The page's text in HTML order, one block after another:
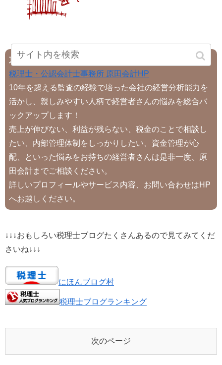
京都市の税理士・公認会計士事務所 原田会計のご紹介
税理士・公認会計士事務所 原田会計HP
10年を超える監査の経験で培った会社の経営分析能力を
活かし、親しみやすい人柄で経営者さんの悩みを総合バ
ックアップします！
売上が伸びない、利益が残らない、税金のことで相談し
たい、内部管理体制をしっかりしたい、資金管理が心
配、といった悩みをお持ちの経営者さんは是非一度、原
田会計までご相談ください。
詳しいプロフィールやサービス内容、お問い合わせはHP
へお越しください。
↓↓↓おもしろい税理士ブログたくさんあるので見てみてくだ
さいね↓↓↓
にほんブログ村
税理士ブログランキング
次のページ